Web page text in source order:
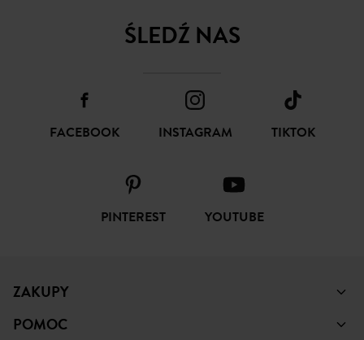
ŚLEDŹ NAS
FACEBOOK INSTAGRAM TIKTOK
PINTEREST YOUTUBE
ZAKUPY
POMOC